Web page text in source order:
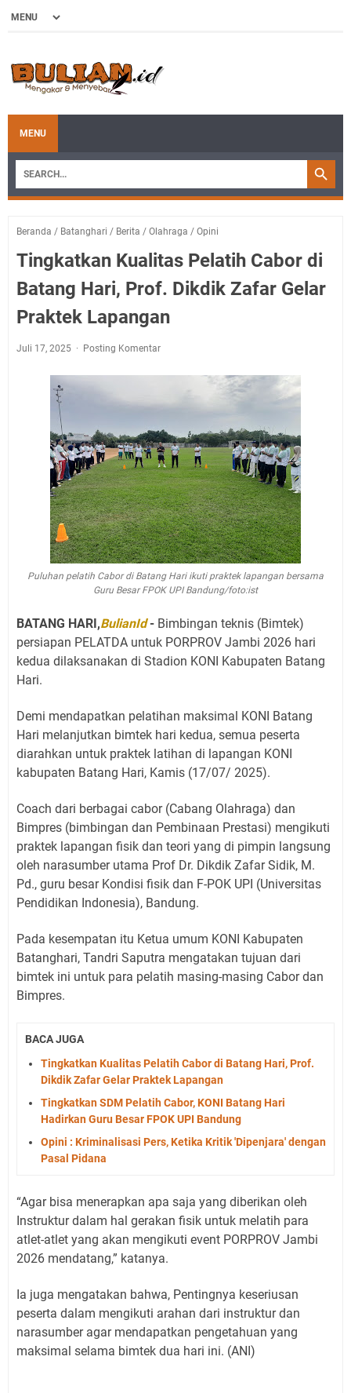
MENU
Beranda / Batanghari / Berita / Olahraga / Opini
Tingkatkan Kualitas Pelatih Cabor di
Batang Hari, Prof. Dikdik Zafar Gelar
Praktek Lapangan
Juli 17, 2025 Posting Komentar
Puluhan pelatih Cabor di Batang Hari ikuti praktek lapangan bersama
Guru Besar FPOK UPI Bandung/foto:ist
BATANG HARI,BulianId- Bimbingan teknis (Bimtek)
persiapan PELATDA untuk PORPROV Jambi 2026 hari
kedua dilaksanakan di Stadion KONI Kabupaten Batang
Hari.
Demi mendapatkan pelatihan maksimal KONI Batang
Hari melanjutkan bimtek hari kedua, semua peserta
diarahkan untuk praktek latihan di lapangan KONI
kabupaten Batang Hari, Kamis (17/07/ 2025).
Coach dari berbagai cabor (Cabang Olahraga) dan
Bimpres (bimbingan dan Pembinaan Prestasi) mengikuti
praktek lapangan fisik dan teori yang di pimpin langsung
oleh narasumber utama Prof Dr. Dikdik Zafar Sidik, M.
Pd., guru besar Kondisi fisik dan F-POK UPI (Universitas
Pendidikan Indonesia), Bandung.
Pada kesempatan itu Ketua umum KONI Kabupaten
Batanghari, Tandri Saputra mengatakan tujuan dari
bimtek ini untuk para pelatih masing-masing Cabor dan
Bimpres.
BACA JUGA
Tingkatkan Kualitas Pelatih Cabor di Batang Hari, Prof.
Dikdik Zafar Gelar Praktek Lapangan
Tingkatkan SDM Pelatih Cabor, KONI Batang Hari
Hadirkan Guru Besar FPOK UPI Bandung
Opini : Kriminalisasi Pers, Ketika Kritik 'Dipenjara' dengan
Pasal Pidana
“Agar bisa menerapkan apa saja yang diberikan oleh
Instruktur dalam hal gerakan fisik untuk melatih para
atlet-atlet yang akan mengikuti event PORPROV Jambi
2026 mendatang,” katanya.
Ia juga mengatakan bahwa, Pentingnya keseriusan
peserta dalam mengikuti arahan dari instruktur dan
narasumber agar mendapatkan pengetahuan yang
maksimal selama bimtek dua hari ini. (ANI)